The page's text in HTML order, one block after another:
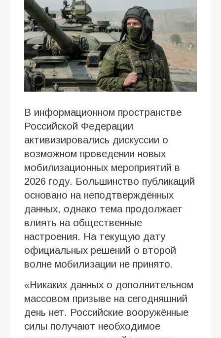
В информационном пространстве
Российской Федерации
активизировались дискуссии о
возможном проведении новых
мобилизационных мероприятий в
2026 году. Большинство публикаций
основано на неподтверждённых
данных, однако тема продолжает
влиять на общественные
настроения. На текущую дату
официальных решений о второй
волне мобилизации не принято.
«Никаких данных о дополнительном
массовом призыве на сегодняшний
день нет. Российские вооружённые
силы получают необходимое